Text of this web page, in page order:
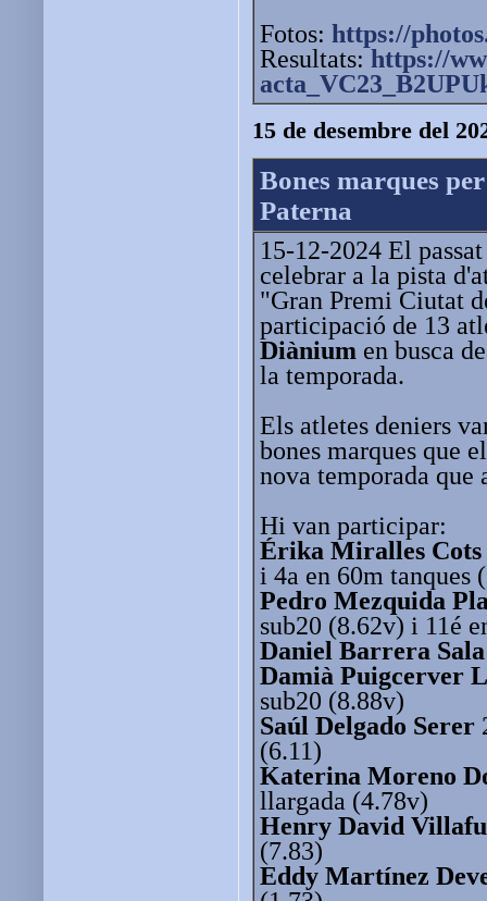
Fotos: https://
Resultats: https://
15 de desembre del
Bones marques
Paterna
15-12-2024 El
celebrar a la pista
"Gran Premi Ciutat
participació de 13
Diànium en busca
la temporada.
Els atletes deniers
bones marques que
nova temporada que
Hi van participar:
Érika Miralles Cots
i 4a en 60m tanques
Pedro Mezquida
sub20 (8.62v) i 11é
Daniel Barrera Sala
Damià Puigcerver
sub20 (8.88v)
Saúl Delgado Serer
(6.11)
Katerina Moreno
llargada (4.78v)
Henry David
(7.83)
Eddy Martínez